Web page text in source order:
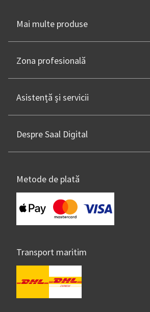
Mai multe produse
Zona profesională
Asistență și servicii
Despre Saal Digital
Metode de plată
Transport maritim